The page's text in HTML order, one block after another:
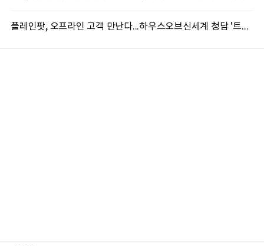
플레인팟, 오프라인 고객 만난다...하우스오브신세계 청담 '트웰브'서 브랜드 첫 팝업 운영